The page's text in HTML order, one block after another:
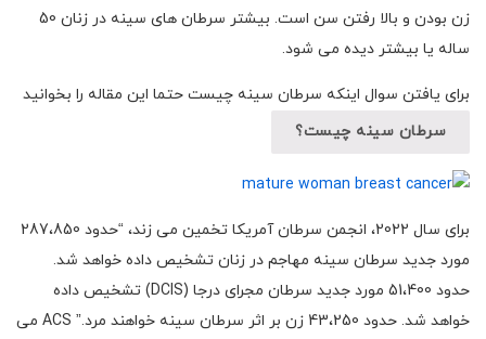
زن بودن و بالا رفتن سن است. بیشتر سرطان های سینه در زنان 50
ساله یا بیشتر دیده می شود.
برای یافتن سوال اینکه سرطان سینه چیست حتما این مقاله را بخوانید
سرطان سینه چیست؟
برای سال 2022، انجمن سرطان آمریکا تخمین می زند، “حدود 287،850
مورد جدید سرطان سینه مهاجم در زنان تشخیص داده خواهد شد.
حدود 51،400 مورد جدید سرطان مجرای درجا (DCIS) تشخیص داده
خواهد شد. حدود 43،250 زن بر اثر سرطان سینه خواهند مرد.” ACS می